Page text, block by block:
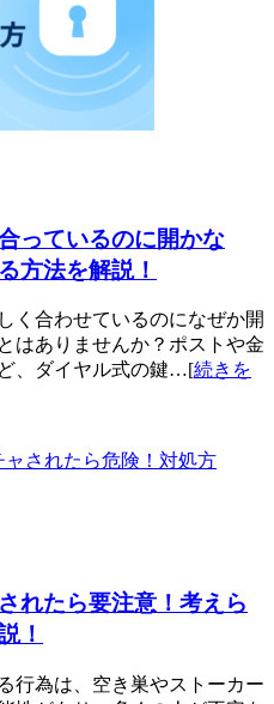
っているのに開かな
方法を解説！
く合わせているのになぜか開
はありませんか？ポストや金
、ダイヤル式の鍵…[続きを
れたら要注意！考えら
！
行為は、空き巣やストーカー